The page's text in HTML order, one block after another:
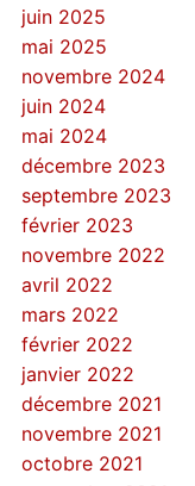
juin 2025
mai 2025
novembre 2024
juin 2024
mai 2024
décembre 2023
septembre 2023
février 2023
novembre 2022
avril 2022
mars 2022
février 2022
janvier 2022
décembre 2021
novembre 2021
octobre 2021